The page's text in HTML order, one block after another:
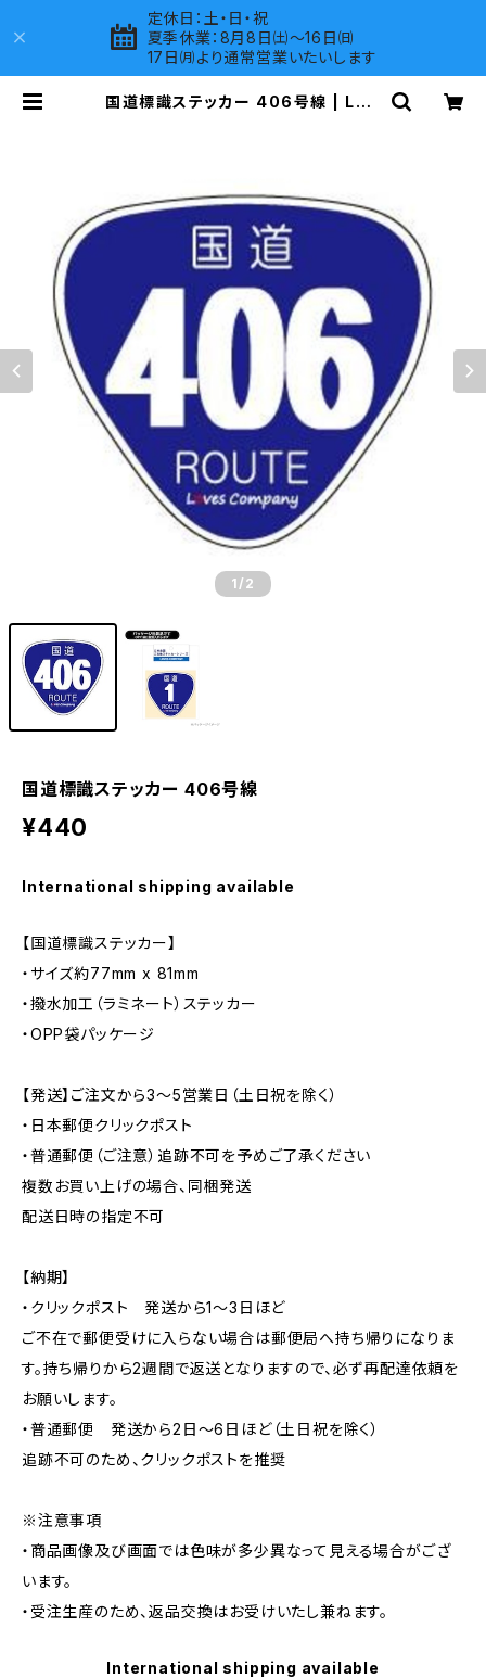
定休日：土・日・祝
夏季休業：8月8日㈯～16日㈰
17日㈪より通常営業いたいします
国道標識ステッカー 406号線 | LOV
1 /2
国道標識ステッカー 406号線
¥440
International shipping available
【国道標識ステッカー】
・サイズ約77mm x 81mm
・撥水加工（ラミネート）ステッカー
・OPP袋パッケージ
【発送】ご注文から3〜5営業日（土日祝を除く）
・日本郵便クリックポスト
・普通郵便（ご注意）追跡不可を予めご了承ください
複数お買い上げの場合、同梱発送
配送日時の指定不可
【納期】
・クリックポスト 発送から1〜3日ほど
ご不在で郵便受けに入らない場合は郵便局へ持ち帰りになりま
す。持ち帰りから2週間で返送となりますので、必ず再配達依頼を
お願いします。
・普通郵便 発送から2日〜6日ほど（土日祝を除く）
追跡不可のため、クリックポストを推奨
※注意事項
・商品画像及び画面では色味が多少異なって見える場合がござ
います。
・受注生産のため、返品交換はお受けいたし兼ねます。
International shipping available